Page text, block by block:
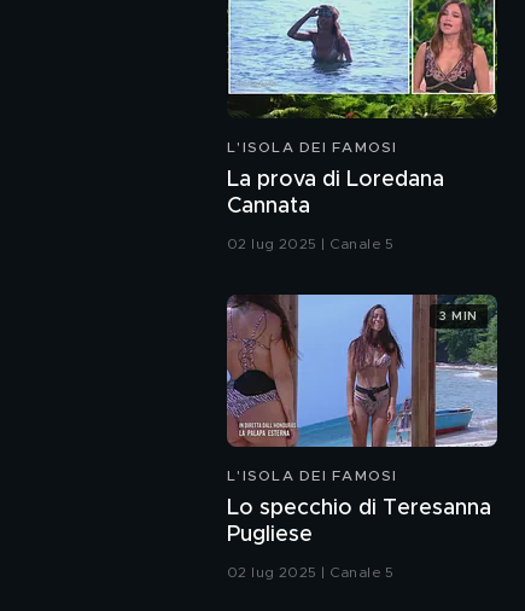
L'ISOLA DEI FAMOSI
La prova di Loredana
Cannata
02 lug 2025 | Canale 5
L'ISOLA DEI FAMOSI
Lo specchio di Teresanna
Pugliese
02 lug 2025 | Canale 5
3 MIN